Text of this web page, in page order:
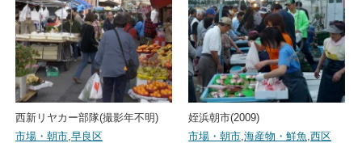
西新リヤカー部隊(撮影年不明)
市場・朝市,早良区
姪浜朝市(2009)
市場・朝市,海産物・鮮魚,西区